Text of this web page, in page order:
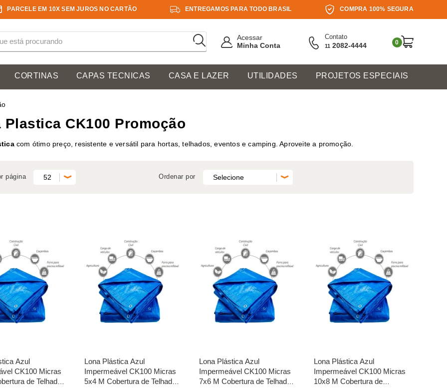
PARCELE EM 10X SEM JUROS NO CARTÃO ENTREGAMOS PARA TODO BRASIL COMPRA 100% SEGURA
Acessar
Minha Conta
Contato
11 2082-4444 0
CORTINAS CAPAS TECNICAS CASA E LAZER UTILIDADES PROJETOS ESPECIAIS
Plastica CK100 Promoção
com ótimo preço, resistente e versátil para hortas, telhados, eventos e camping. Aproveite a promoção.
página Ordenar por
Azul
CK100 Micras
de Telhados
Lona Plástica Azul
Impermeável CK100 Micras
5x4 M Cobertura de Telhados
Lona Plástica Azul
Impermeável CK100 Micras
7x6 M Cobertura de Telhados
Lona Plástica Azul
Impermeável CK100 Micras
10x8 M Cobertura de